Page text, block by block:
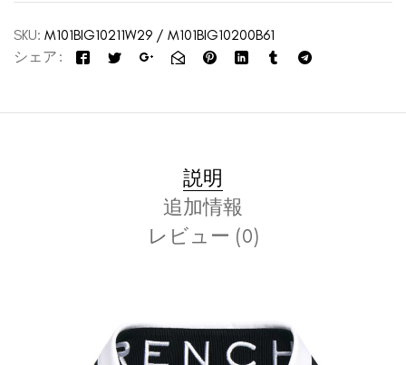
SKU: M101BIG10211W29 / M101BIG10200B61
シェア
説明
追加情報
レビュー (0)